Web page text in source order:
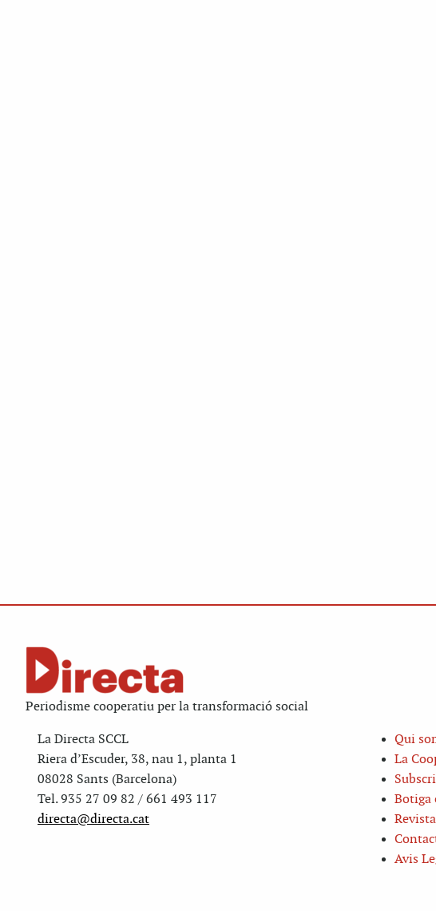
Periodisme cooperatiu per la transformació social
La Directa SCCL
Riera d’Escuder, 38, nau 1, planta 1
08028 Sants (Barcelona)
Tel. 935 27 09 82 / 661 493 117
directa@directa.cat
Qui
La
Botiga
Avis